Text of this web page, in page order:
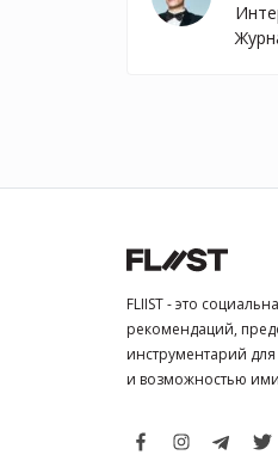
FLIIST - это
рекомендаций,
инструментарий
и возможностью